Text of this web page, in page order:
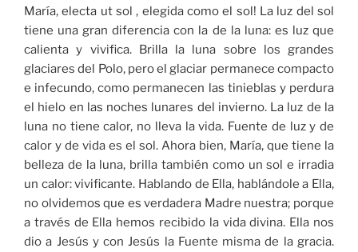
María, electa ut sol , elegida como el sol! La luz del sol
tiene una gran diferencia con la de la luna: es luz que
calienta y vivifica. Brilla la luna sobre los grandes
glaciares del Polo, pero el glaciar permanece compacto
e infecundo, como permanecen las tinieblas y perdura
el hielo en las noches lunares del invierno. La luz de la
luna no tiene calor, no lleva la vida. Fuente de luz y de
calor y de vida es el sol. Ahora bien, María, que tiene la
belleza de la luna, brilla también como un sol e irradia
un calor: vivificante. Hablando de Ella, hablándole a Ella,
no olvidemos que es verdadera Madre nuestra; porque
a través de Ella hemos recibido la vida divina. Ella nos
dio a Jesús y con Jesús la Fuente misma de la gracia.